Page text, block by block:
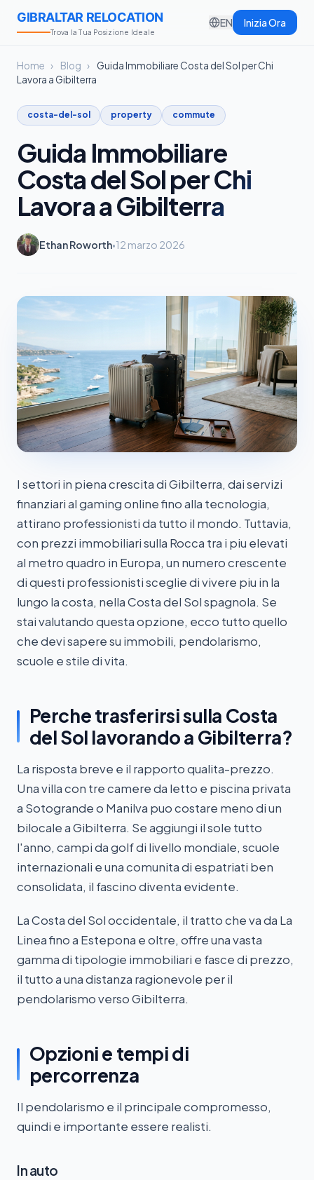
GIBRALTAR RELOCATION
Trova la Tua Posizione Ideale
EN Inizia Ora
Home › Blog › Guida Immobiliare Costa del Sol per Chi
Lavora a Gibilterra
costa-del-sol property commute
Guida Immobiliare
Costa del Sol per Chi
Lavora a Gibilterra
Ethan Roworth•12 marzo 2026
I settori in piena crescita di Gibilterra, dai servizi
finanziari al gaming online fino alla tecnologia,
attirano professionisti da tutto il mondo. Tuttavia,
con prezzi immobiliari sulla Rocca tra i piu elevati
al metro quadro in Europa, un numero crescente
di questi professionisti sceglie di vivere piu in la
lungo la costa, nella Costa del Sol spagnola. Se
stai valutando questa opzione, ecco tutto quello
che devi sapere su immobili, pendolarismo,
scuole e stile di vita.
Perche trasferirsi sulla Costa
del Sol lavorando a Gibilterra?
La risposta breve e il rapporto qualita-prezzo.
Una villa con tre camere da letto e piscina privata
a Sotogrande o Manilva puo costare meno di un
bilocale a Gibilterra. Se aggiungi il sole tutto
l'anno, campi da golf di livello mondiale, scuole
internazionali e una comunita di espatriati ben
consolidata, il fascino diventa evidente.
La Costa del Sol occidentale, il tratto che va da La
Linea fino a Estepona e oltre, offre una vasta
gamma di tipologie immobiliari e fasce di prezzo,
il tutto a una distanza ragionevole per il
pendolarismo verso Gibilterra.
Opzioni e tempi di
percorrenza
Il pendolarismo e il principale compromesso,
quindi e importante essere realisti.
In auto